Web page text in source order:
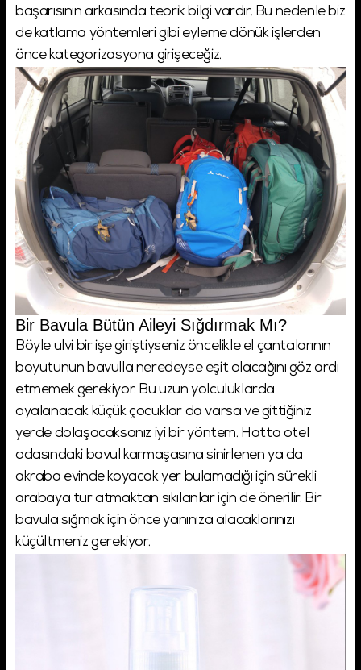
başarısının arkasında teorik bilgi vardır. Bu nedenle biz
de katlama yöntemleri gibi eyleme dönük işlerden
önce kategorizasyona girişeceğiz.
Bir Bavula Bütün Aileyi Sığdırmak Mı?
Böyle ulvi bir işe giriştiyseniz öncelikle el çantalarının
boyutunun bavulla neredeyse eşit olacağını göz ardı
etmemek gerekiyor. Bu uzun yolculuklarda
oyalanacak küçük çocuklar da varsa ve gittiğiniz
yerde dolaşacaksanız iyi bir yöntem. Hatta otel
odasındaki bavul karmaşasına sinirlenen ya da
akraba evinde koyacak yer bulamadığı için sürekli
arabaya tur atmaktan sıkılanlar için de önerilir. Bir
bavula sığmak için önce yanınıza alacaklarınızı
küçültmeniz gerekiyor.